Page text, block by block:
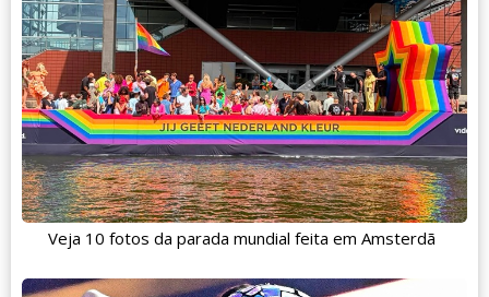
Veja 10 fotos da parada mundial feita em Amsterdã